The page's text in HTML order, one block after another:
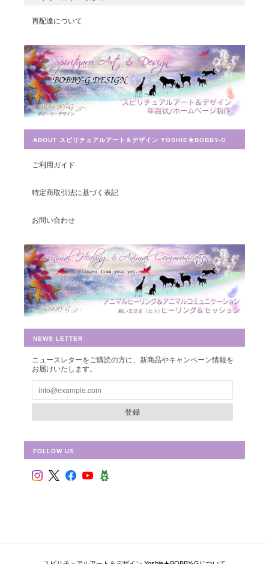
とても迅速に対応していただき感謝しています。 ありがとうござ
いました。
宇宙への願い／エネルギーカードNo.014
この度は素敵なカードを送って頂きありがとうございました。 大
豊かさを受け取る♪豊かさ・豊かさの循環／エネルギーカード
2019/07/26
早速お財布に入れさせて頂きました。 ありがとうございました。
2018/10/08
フラワー・オブ・ライフ 【神聖幾何学エネルギーカード】F-02
2018/09/09
再配達について
ABOUT スピリチュアルアート＆デザイン YOSHIE★BOBBY-G
ご利用ガイド
特定商取引法に基づく表記
お問い合わせ
NEWS LETTER
ニュースレターをご購読の方に、新商品やキャンペーン情報を
お届けいたします。
登録
FOLLOW US